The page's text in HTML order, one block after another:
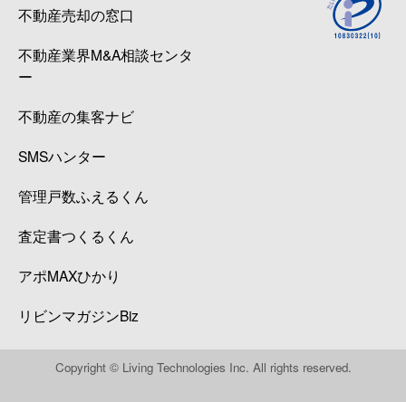
不動産売却の窓口
不動産業界M&A相談センタ
ー
不動産の集客ナビ
SMSハンター
管理戸数ふえるくん
査定書つくるくん
アポMAXひかり
リビンマガジンBiz
Copyright © Living Technologies Inc. All rights reserved.